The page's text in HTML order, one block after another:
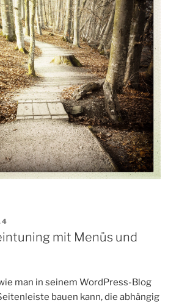
mit Menüs und
man in seinem WordPress-Blog
bauen kann, die abhängig